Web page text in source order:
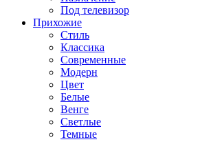
Под телевизор
Прихожие
Стиль
Классика
Современные
Модерн
Цвет
Белые
Венге
Светлые
Темные